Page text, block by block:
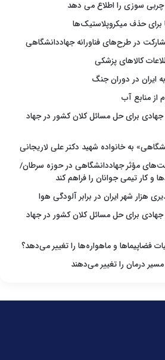
سوزی را اطلاع می دهد
برای حذف میکروپلاستیک‌ها
در طرح‌های فناورانه جهاددانشگاهی
از منابع آب
جهادی برای حل مسائل کلان کشور در جهاد
به خانواده شهید دکتر علی لاریجانی
مؤثر جهاددانشگاهی در حوزه سرطان/
و کار تیمی جوانان را فراهم کند
هزار شهر ایران در برابر آلودگی هوا
جهادی برای حل مسائل کلان کشور در جهاد
و ماهواره‌ها را تغییر می‌دهد؟
درمان را تغییر می‌دهند